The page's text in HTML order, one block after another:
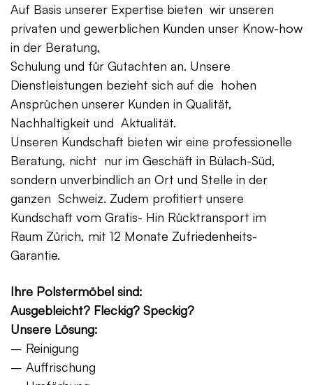
Auf Basis unserer Expertise bieten wir unseren
privaten und gewerblichen Kunden unser Know-how
in der Beratung,
Schulung und für Gutachten an. Unsere
Dienstleistungen bezieht sich auf die hohen
Ansprüchen unserer Kunden in Qualität,
Nachhaltigkeit und Aktualität.
Unseren Kundschaft bieten wir eine professionelle
Beratung, nicht nur im Geschäft in Bülach-Süd,
sondern unverbindlich an Ort und Stelle in der
ganzen Schweiz. Zudem profitiert unsere
Kundschaft vom Gratis- Hin Rücktransport im
Raum Zürich, mit 12 Monate Zufriedenheits-
Garantie.
Ihre Polstermöbel sind:
Ausgebleicht? Fleckig? Speckig?
Unsere Lösung:
– Reinigung
– Auffrischung